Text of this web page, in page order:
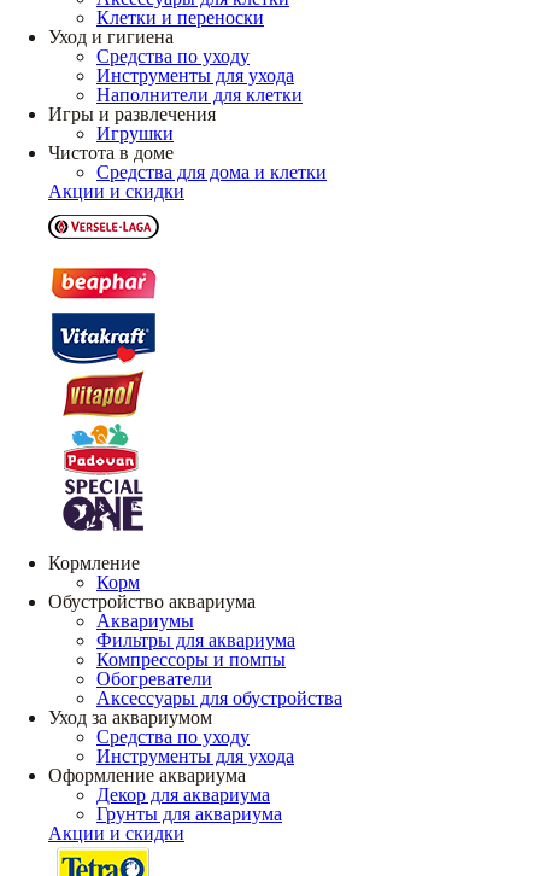
Клетки и переноски
Уход и гигиена
Средства по уходу
Инструменты для ухода
Наполнители для клетки
Игры и развлечения
Игрушки
Чистота в доме
Средства для дома и клетки
Акции и скидки
Кормление
Корм
Обустройство аквариума
Аквариумы
Фильтры для аквариума
Компрессоры и помпы
Обогреватели
Аксессуары для обустройства
Уход за аквариумом
Средства по уходу
Инструменты для ухода
Оформление аквариума
Декор для аквариума
Грунты для аквариума
Акции и скидки